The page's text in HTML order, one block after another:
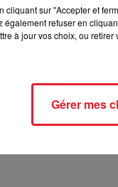
devrait être
dans un état
que la clémence
du cours de dans de
reçu de
d'un voyage
cliquant sur "Accepter et
également refuser en
à jour vos choix, ou
Gérer mes